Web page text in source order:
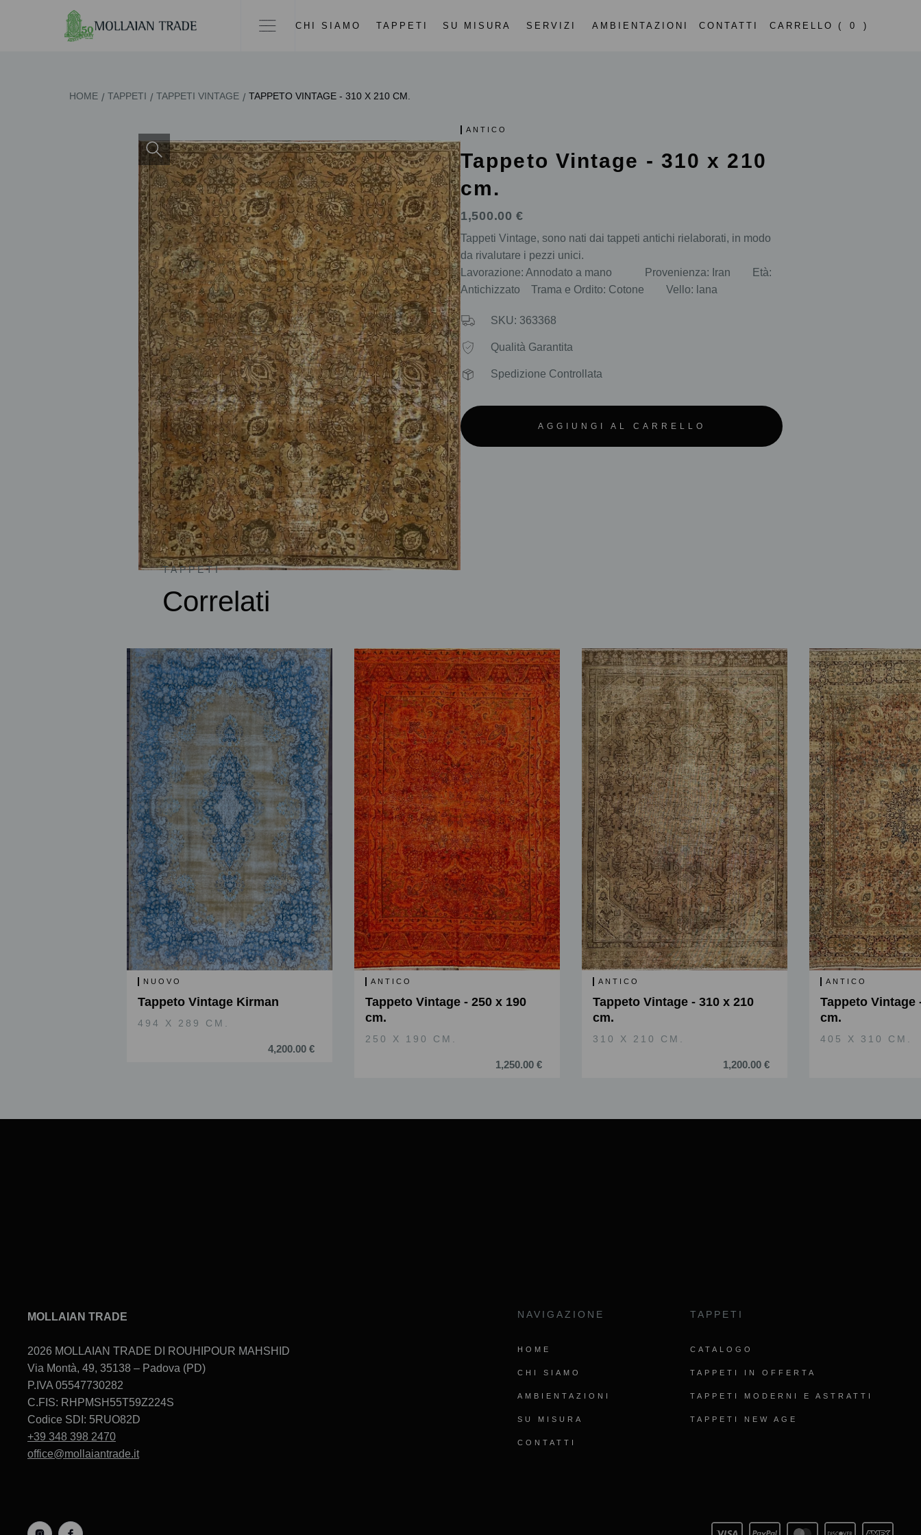
CHI SIAMO TAPPETI SU MISURA SERVIZI AMBIENTAZIONI CONTATTI CARRELLO ( 0 )
HOME / TAPPETI / TAPPETI VINTAGE / TAPPETO VINTAGE - 310 X 210 CM.
ANTICO
Tappeto Vintage - 310 x 210
cm.
1,500.00 €
Tappeti Vintage, sono nati dai tappeti antichi rielaborati, in modo
da rivalutare i pezzi unici.
Lavorazione: Annodato a mano Provenienza: Iran Età:
Antichizzato Trama e Ordito: Cotone Vello: lana
SKU: 363368
Qualità Garantita
Spedizione Controllata
AGGIUNGI AL CARRELLO
TAPPETI
Correlati
NUOVO
Tappeto Vintage Kirman
494 X 289 CM.
4,200.00 €
ANTICO
Tappeto Vintage - 250 x 190
cm.
250 X 190 CM.
1,250.00 €
ANTICO
Tappeto Vintage - 310 x 210
cm.
310 X 210 CM.
1,200.00 €
ANTICO
Tappeto Vintage
cm.
405 X 310 CM.
MOLLAIAN TRADE
2026 MOLLAIAN TRADE DI ROUHIPOUR MAHSHID
Via Montà, 49, 35138 – Padova (PD)
P.IVA 05547730282
C.FIS: RHPMSH55T59Z224S
Codice SDI: 5RUO82D
+39 348 398 2470
office@mollaiantrade.it
NAVIGAZIONE
HOME
CHI SIAMO
AMBIENTAZIONI
SU MISURA
CONTATTI
TAPPETI
CATALOGO
TAPPETI IN OFFERTA
TAPPETI MODERNI E ASTRATTI
TAPPETI NEW AGE